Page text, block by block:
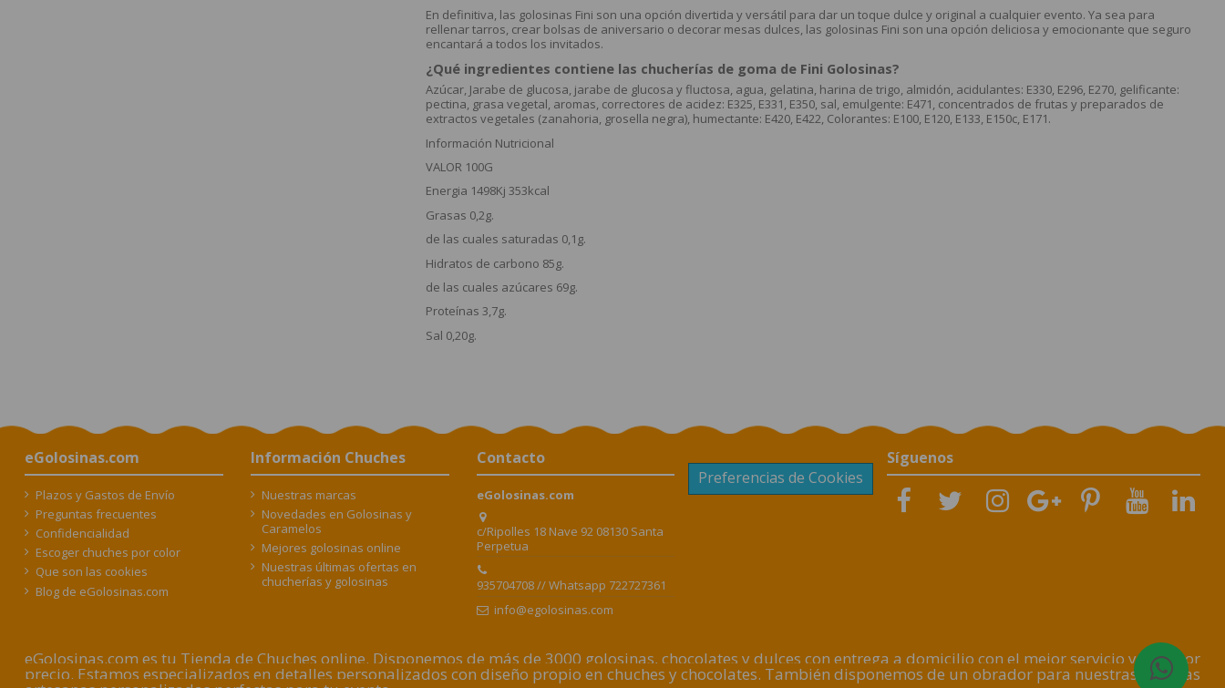
En definitiva, las golosinas Fini son una opción divertida y versátil para dar un toque dulce y original a cualquier evento. Ya sea para
rellenar tarros, crear bolsas de aniversario o decorar mesas dulces, las golosinas Fini son una opción deliciosa y emocionante que seguro
encantará a todos los invitados.
¿Qué ingredientes contiene las chucherías de goma de Fini Golosinas?
Azúcar, Jarabe de glucosa, jarabe de glucosa y fluctosa, agua, gelatina, harina de trigo, almidón, acidulantes: E330, E296, E270, gelificante:
pectina, grasa vegetal, aromas, correctores de acidez: E325, E331, E350, sal, emulgente: E471, concentrados de frutas y preparados de
extractos vegetales (zanahoria, grosella negra), humectante: E420, E422, Colorantes: E100, E120, E133, E150c, E171.
Información Nutricional
VALOR 100G
Energia 1498Kj 353kcal
Grasas 0,2g.
de las cuales saturadas 0,1g.
Hidratos de carbono 85g.
de las cuales azúcares 69g.
Proteínas 3,7g.
Sal 0,20g.
eGolosinas.com
Plazos y Gastos de Envío
Preguntas frecuentes
Confidencialidad
Escoger chuches por color
Que son las cookies
Blog de eGolosinas.com
Información Chuches
Nuestras marcas
Novedades en Golosinas y
Caramelos
Mejores golosinas online
Nuestras últimas ofertas en
chucherías y golosinas
Contacto
eGolosinas.com
c/Ripolles 18 Nave 92 08130 Santa
Perpetua
935704708 // Whatsapp 722727361
info@egolosinas.com
Preferencias de Cookies
Síguenos
eGolosinas.com es tu Tienda de Chuches online. Disponemos de más de 3000 golosinas, chocolates y dulces con entrega a domicilio con el mejor servicio y al mejor
precio. Estamos especializados en detalles personalizados con diseño propio en chuches y chocolates. También disponemos de un obrador para nuestras Galletas